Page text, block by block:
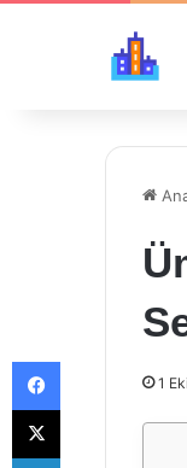
1
Facebook
X
LinkedIn